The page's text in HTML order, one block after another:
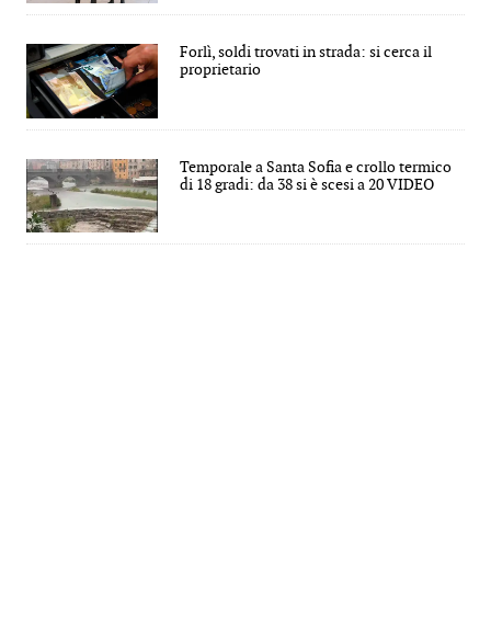
Forlì, soldi trovati in strada: si cerca il
proprietario
Temporale a Santa Sofia e crollo termico
di 18 gradi: da 38 si è scesi a 20 VIDEO